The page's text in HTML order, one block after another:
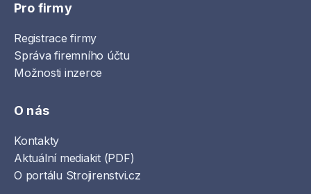
Pro firmy
Registrace firmy
Správa firemního účtu
Možnosti inzerce
O nás
Kontakty
Aktuální mediakit (PDF)
O portálu Strojirenstvi.cz